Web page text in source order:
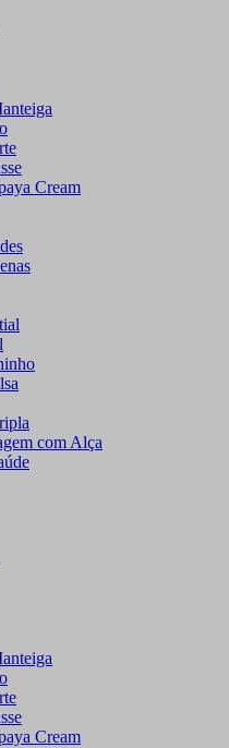
Cream
com Alça
Cream